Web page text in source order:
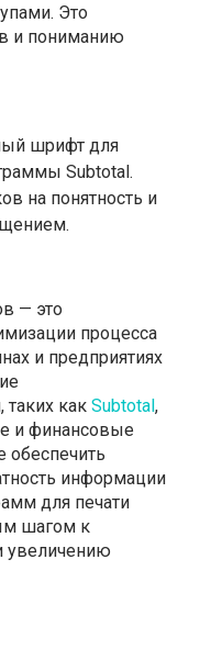
Это
и пониманию
шрифт для
Subtotal.
на понятность и
— это
процесса
и предприятиях
как Subtotal,
и финансовые
обеспечить
информации
для печати
шагом к
увеличению